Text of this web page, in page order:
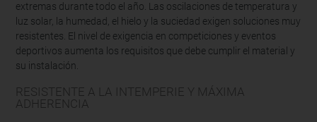
extremas durante todo el año. Las oscilaciones de temperatura y
luz solar, la humedad, el hielo y la suciedad exigen soluciones muy
resistentes. El nivel de exigencia en competiciones y eventos
deportivos aumenta los requisitos que debe cumplir el material y
su instalación.
RESISTENTE A LA INTEMPERIE Y MÁXIMA
ADHERENCIA